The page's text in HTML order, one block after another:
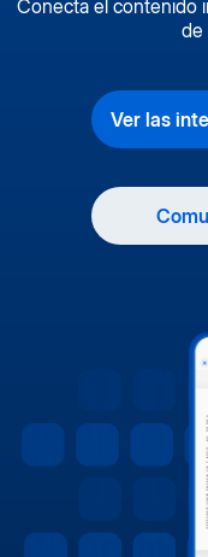
Conecta el contenido
de
Ver las